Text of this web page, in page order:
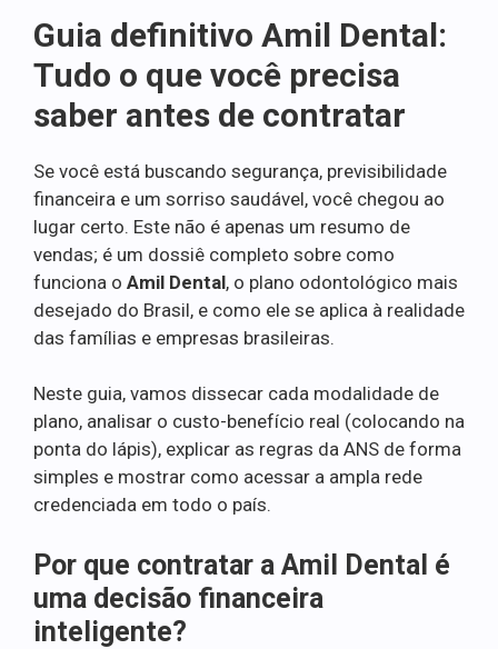
Guia definitivo Amil Dental:
Tudo o que você precisa
saber antes de contratar
Se você está buscando segurança, previsibilidade
financeira e um sorriso saudável, você chegou ao
lugar certo. Este não é apenas um resumo de
vendas; é um dossiê completo sobre como
funciona o Amil Dental, o plano odontológico mais
desejado do Brasil, e como ele se aplica à realidade
das famílias e empresas brasileiras.
Neste guia, vamos dissecar cada modalidade de
plano, analisar o custo-benefício real (colocando na
ponta do lápis), explicar as regras da ANS de forma
simples e mostrar como acessar a ampla rede
credenciada em todo o país.
Por que contratar a Amil Dental é
uma decisão financeira
inteligente?